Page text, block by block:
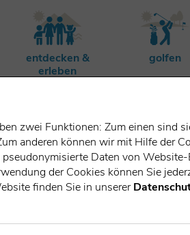
entdecken &
erleben
golfen
zwei Funktionen: Zum einen sind
anderen können wir mit Hilfe der
Daten von
der Cookies können Sie
finden Sie in unserer